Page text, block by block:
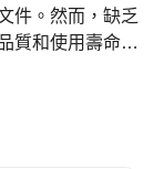
件。然而，缺乏
質和使用壽命的